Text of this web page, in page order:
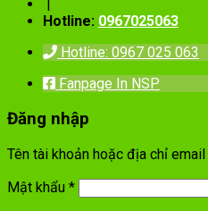
Hotline: 0967025063
Hotline: 0967 025 063
Fanpage In NSP
Đăng nhập
Tên tài khoản hoặc địa chỉ email
Mật khẩu *